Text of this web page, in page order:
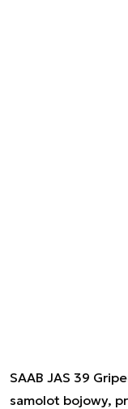
SAAB JAS 39
samolot bojowy,